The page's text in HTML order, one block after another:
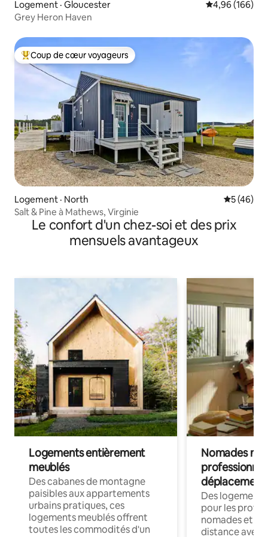
Logement · Gloucester Note
4,96 (166)
Grey Heron Haven
Coup de cœur voyageurs parmi les plus aimés
Coup de cœur voyageurs
Logement · North Note
5 (46)
Salt & Pine à Mathews, Virginie
Le confort d'un chez-soi et des prix
mensuels avantageux
Logements entièrement
meublés
Des cabanes de montagne
paisibles aux appartements
urbains pratiques, ces
logements meublés offrent
toutes les commodités d'un
Nomades
déplacement
Des
pour les
nomades et
distance avec